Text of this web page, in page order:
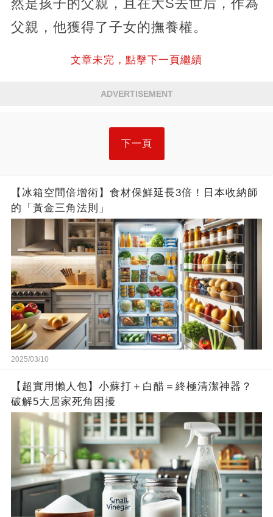
然是孩子的父親，且在大S去世后，作為
父親，他獲得了子女的撫養權。
文章未完，點擊下一頁繼續
ADVERTISEMENT
下一頁
【冰箱空間倍增術】食材保鮮延長3倍！日本收納師
的「黃金三角法則」
2025/03/10
【超實用懶人包】小蘇打＋白醋＝終極清潔神器？
破解5大居家死角困擾